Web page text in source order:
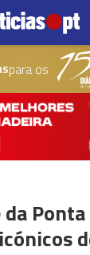
para os